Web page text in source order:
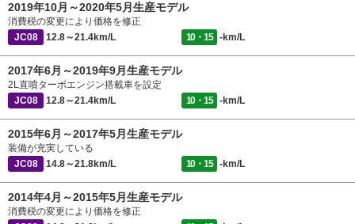
2019年10月～2020年5月生産モデル
消費税の変更により価格を修正
JC08
12.8～21.4km/L 10・15 -km/L
2017年6月～2019年9月生産モデル
2L直噴ターボエンジン搭載車を設定
JC08
12.8～21.4km/L 10・15 -km/L
2015年6月～2017年5月生産モデル
装備が充実している
JC08
14.8～21.8km/L 10・15 -km/L
2014年4月～2015年5月生産モデル
消費税の変更により価格を修正